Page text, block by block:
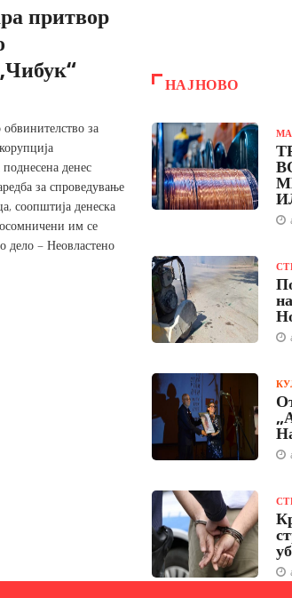
притвор
за
денес
за спроведување
соопштија денеска
им се
дело – Неовластено
НАЈНОВО